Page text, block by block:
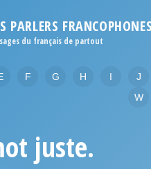
PARLERS
du français de partout
F G H I
J
W
juste.